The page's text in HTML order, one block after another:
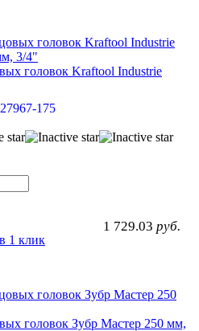
головок Kraftool Industrie
27967-175
1 729.03 руб.
1 клик
головок Зубр Мастер 250 мм,